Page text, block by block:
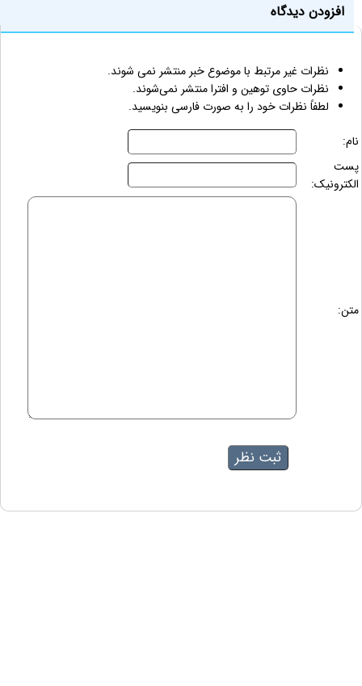
افزودن دیدگاه
نظرات غیر مرتبط با موضوع خبر منتشر نمی شوند.
نظرات حاوی توهین و افترا منتشر نمی‌شوند.
لطفاً نظرات خود را به صورت فارسی بنویسید.
نام:
پست
الکترونیک:
متن: